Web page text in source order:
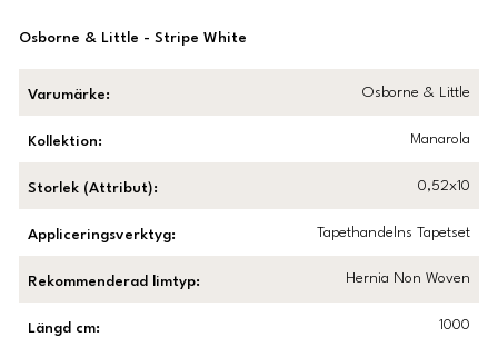
Osborne & Little - Stripe White
Varumärke: Osborne & Little
Kollektion: Manarola
Storlek (Attribut): 0,52x10
Appliceringsverktyg: Tapethandelns Tapetset
Rekommenderad limtyp: Hernia Non Woven
Längd cm: 1000